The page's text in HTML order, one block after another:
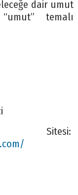
dair umut
temalı